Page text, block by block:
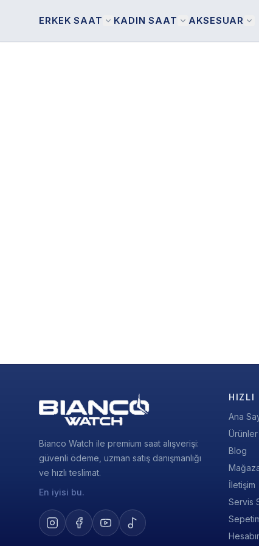
ERKEK SAAT KADIN SAAT AKSESUAR
Bianco Watch ile premium saat alışverişi:
güvenli ödeme, uzman satış danışmanlığı
ve hızlı teslimat.
En iyisi bu.
HIZLI
Ana
Ürünler
Blog
İletişim
Servis